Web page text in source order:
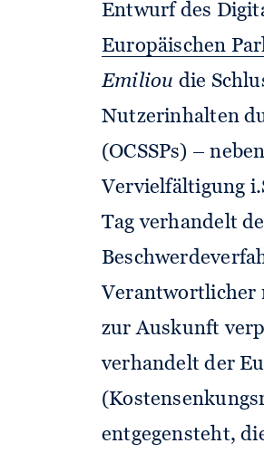
Entwurf des
Europäischen
Emiliou die
Nutzerinhalten
(OCSSPs) –
Vervielfältigung
Tag verhandelt
Verantwortlicher
zur Auskunft
verhandelt der
entgegensteht,